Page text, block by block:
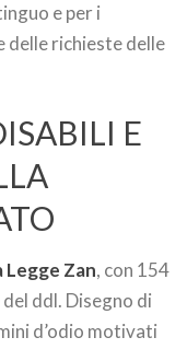
e per i
delle richieste delle
E
Legge Zan, con 154
ddl. Disegno di
d’odio motivati